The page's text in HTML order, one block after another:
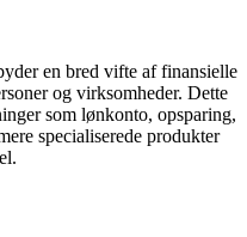
en bred vifte af finansielle
og virksomheder. Dette
som lønkonto, opsparing,
specialiserede produkter